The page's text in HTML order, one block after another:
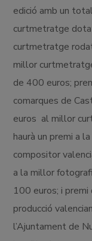
edició amb un
curtmetratge
curtmetratge
millor
de 400 euros;
comarques de
euros al millor
haurà un premi a
compositor
a la millor
100 euros; i
producció
l’Ajuntament de